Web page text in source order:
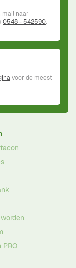
mail naar
0548 - 542590.
voor de meest
PRO